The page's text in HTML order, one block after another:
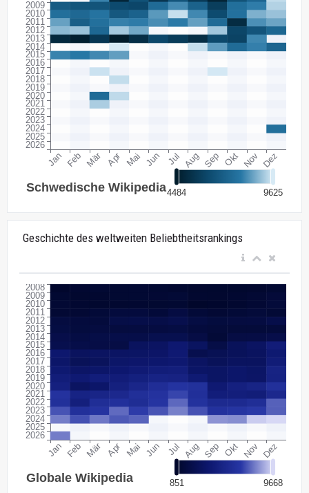
Geschichte des weltweiten Beliebtheitsrankings